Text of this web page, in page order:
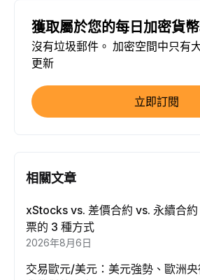
獲取屬於您的每日加密貨
沒有垃圾郵件。 加密空間中只有
更新
立即訂閱
相關文章
xStocks vs. 差價合約 vs. 永續合
票的 3 種方式
2026年8月6日
交易歐元/美元：美元強勢、歐洲